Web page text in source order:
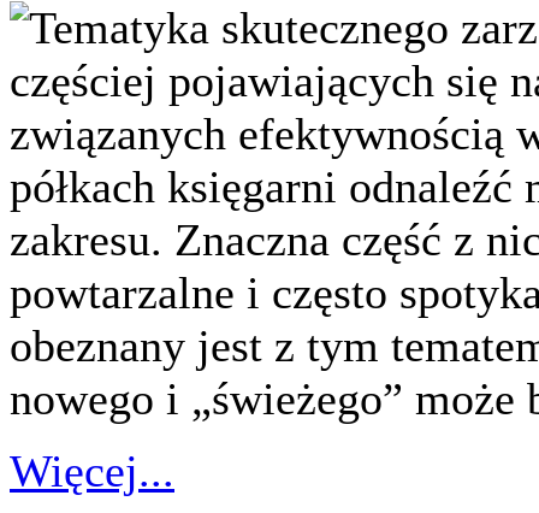
Tematyka skutecznego
częściej pojawiających się
związanych efektywnością
półkach księgarni odnaleźć
zakresu. Znaczna część z
powtarzalne i często
obeznany jest z tym
nowego i „świeżego”
Więcej...